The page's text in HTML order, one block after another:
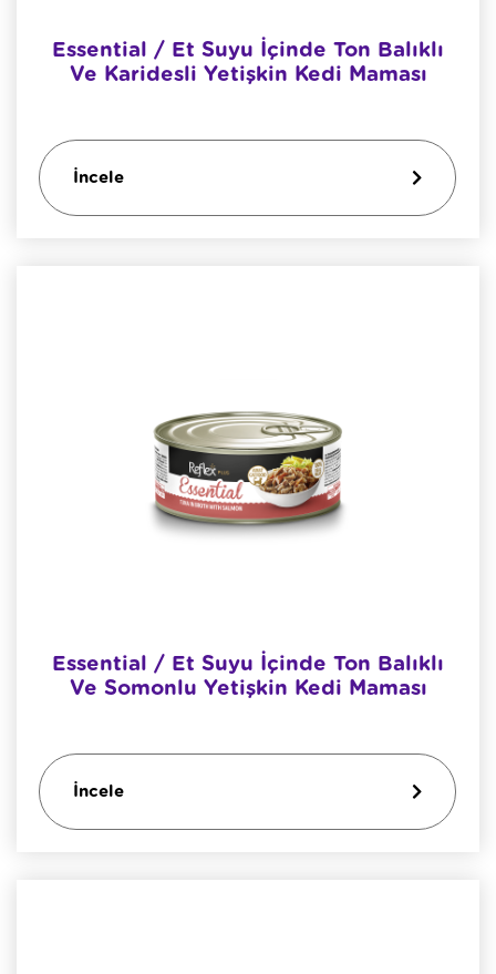
Essential / Et Suyu İçinde Ton Balıklı
Ve Karidesli Yetişkin Kedi Maması
İncele
Essential / Et Suyu İçinde Ton Balıklı
Ve Somonlu Yetişkin Kedi Maması
İncele